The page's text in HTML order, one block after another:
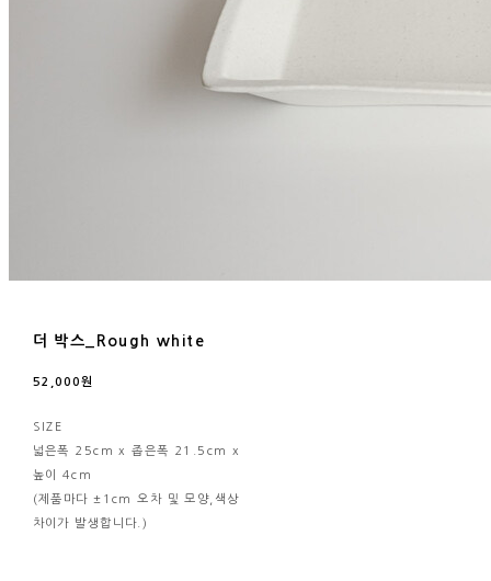
더 박스_Rough white
52,000원
SIZE
넓은폭 25cm x 좁은폭 21.5cm x
높이 4cm
(제품마다 ±1cm 오차 및 모양,색상
차이가 발생합니다.)